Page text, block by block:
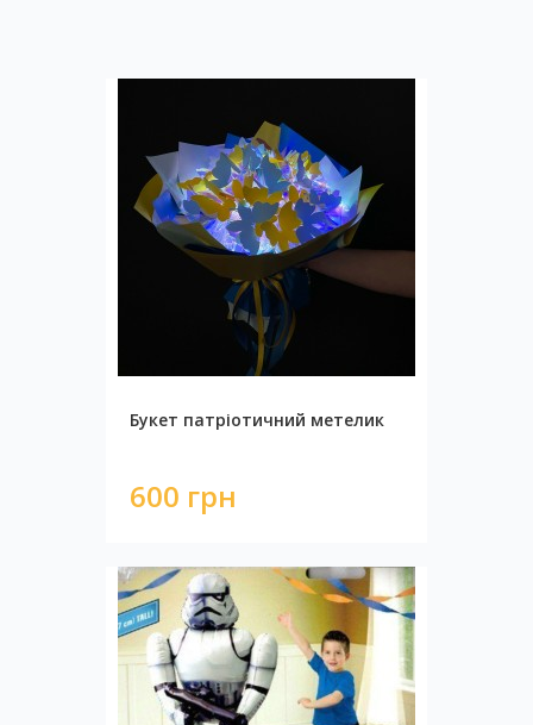
Букет патріотичний метелик
600 грн